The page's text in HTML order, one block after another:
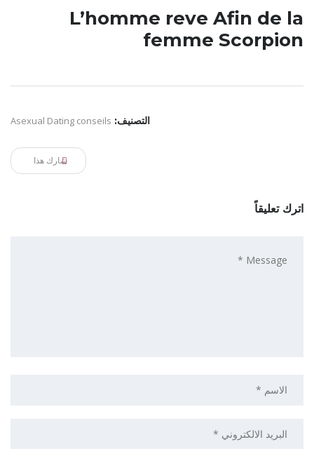
L’homme reve Afin de la
femme Scorpion
التصنيف: Asexual Dating conseils
شارك هذا
اترك تعليقاً